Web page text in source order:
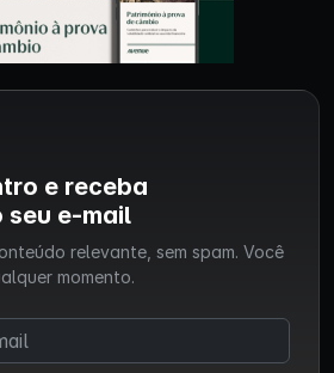
e receba
seu e-mail
relevante, sem spam. Você
momento.